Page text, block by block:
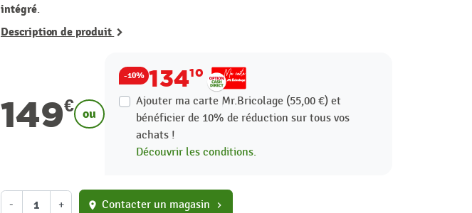
intégré.
Description de produit
149€ ou
-10% 13410
Ajouter ma carte Mr.Bricolage (55,00 €) et
bénéficier de 10%de réduction sur tous vos
achats !
Découvrir les conditions.
- + location_on Contacter un magasin chevron_right